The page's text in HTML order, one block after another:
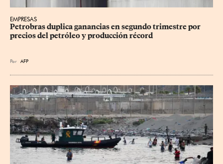
EMPRESAS
Petrobras duplica ganancias en segundo trimestre por
precios del petróleo y producción récord
Por AFP